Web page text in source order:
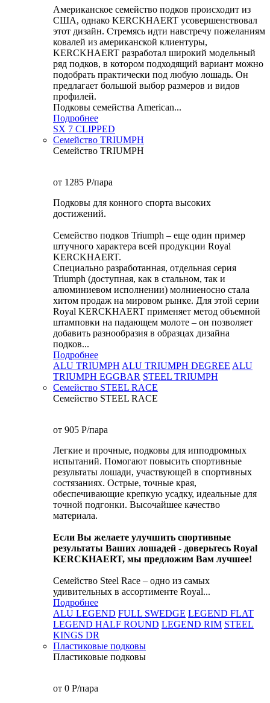
Американское семейство подков происходит из
США, однако KERCKHAERT усовершенствовал
этот дизайн. Стремясь идти навстречу пожеланиям
ковалей из американской клиентуры,
KERCKHAERT разработал широкий модельный
ряд подков, в котором подходящий вариант можно
подобрать практически под любую лошадь. Он
предлагает большой выбор размеров и видов
профилей.
Подковы семейства American...
Подробнее
SX 7 CLIPPED
Семейство TRIUMPH
Семейство TRIUMPH
от 1285 P/пара
Подковы для конного спорта высоких
достижений.
Семейство подков Triumph – еще один пример
штучного характера всей продукции Royal
KERCKHAERT.
Специально разработанная, отдельная серия
Triumph (доступная, как в стальном, так и
алюминиевом исполнении) молниеносно стала
хитом продаж на мировом рынке. Для этой серии
Royal KERCKHAERT применяет метод объемной
штамповки на падающем молоте – он позволяет
добавить разнообразия в образцах дизайна
подков...
Подробнее
ALU TRIUMPH ALU TRIUMPH DEGREE ALU
TRIUMPH EGGBAR STEEL TRIUMPH
Семейство STEEL RACE
Семейство STEEL RACE
от 905 P/пара
Легкие и прочные, подковы для ипподромных
испытаний. Помогают повысить спортивные
результаты лошади, участвующей в спортивных
состязаниях. Острые, точные края,
обеспечивающие крепкую усадку, идеальные для
точной подгонки. Высочайшее качество
материала.
Если Вы желаете улучшить спортивные
результаты Ваших лошадей - доверьтесь Royal
KERCKHAERT, мы предложим Вам лучшее!
Семейство Steel Race – одно из самых
удивительных в ассортименте Royal...
Подробнее
ALU LEGEND FULL SWEDGE LEGEND FLAT
LEGEND HALF ROUND LEGEND RIM STEEL
KINGS DR
Пластиковые подковы
Пластиковые подковы
от 0 P/пара